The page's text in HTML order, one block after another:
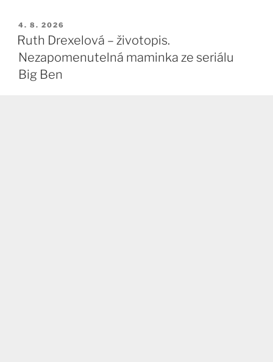
PUBLIKOVÁNO
4. 8. 2026
Ruth Drexelová – životopis.
Nezapomenutelná maminka ze seriálu
Big Ben